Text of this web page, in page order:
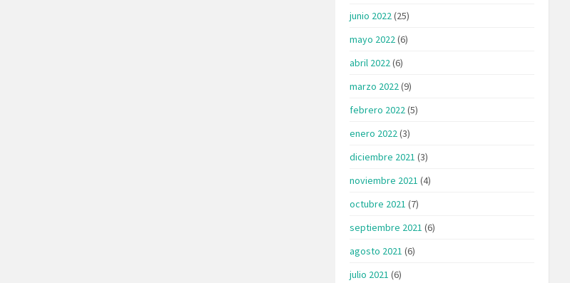
junio 2022 (25)
mayo 2022 (6)
abril 2022 (6)
marzo 2022 (9)
febrero 2022 (5)
enero 2022 (3)
diciembre 2021 (3)
noviembre 2021 (4)
octubre 2021 (7)
septiembre 2021 (6)
agosto 2021 (6)
julio 2021 (6)